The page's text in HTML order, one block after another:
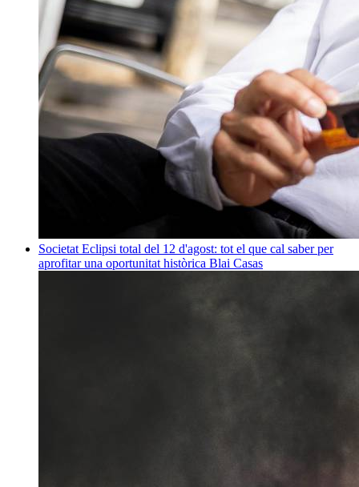
Societat Eclipsi total del 12 d'agost: tot el que cal saber per
aprofitar una oportunitat històrica Blai Casas